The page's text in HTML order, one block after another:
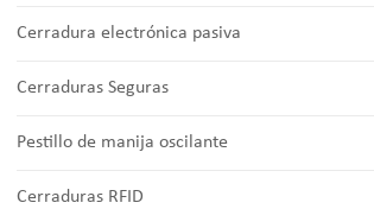
Cerradura electrónica pasiva
Cerraduras Seguras
Pestillo de manija oscilante
Cerraduras RFID